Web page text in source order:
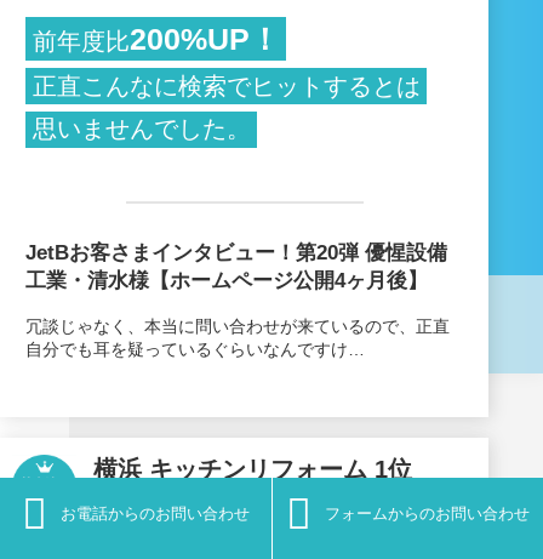
前年度比200%UP！
正直こんなに検索でヒットするとは
思いませんでした。
JetBお客さまインタビュー！第20弾 優惺設備
工業・清水様【ホームページ公開4ヶ月後】
冗談じゃなく、本当に問い合わせが来ているので、正直
自分でも耳を疑っているぐらいなんですけ…
横浜 キッチンリフォーム 1位
 お電話からのお問い合わせ  フォームからのお問い合わせ